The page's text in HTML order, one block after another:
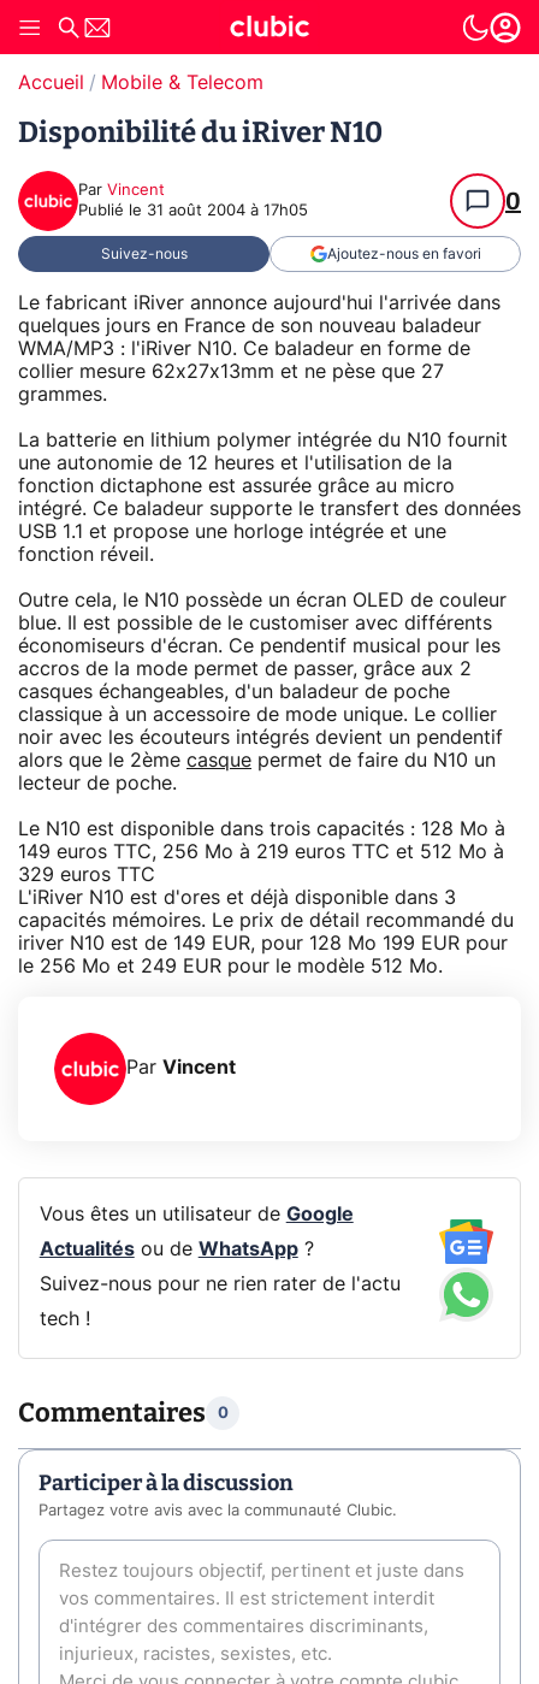
Accueil Mobile & Telecom
Disponibilité du iRiver N10
Par Vincent
Publié le 31 août 2004 à 17h05 0
Suivez-nous Ajoutez-nous en favori
Le fabricant iRiver annonce aujourd'hui l'arrivée dans
quelques jours en France de son nouveau baladeur
WMA/MP3 : l'iRiver N10. Ce baladeur en forme de
collier mesure 62x27x13mm et ne pèse que 27
grammes.
La batterie en lithium polymer intégrée du N10 fournit
une autonomie de 12 heures et l'utilisation de la
fonction dictaphone est assurée grâce au micro
intégré. Ce baladeur supporte le transfert des données
USB 1.1 et propose une horloge intégrée et une
fonction réveil.
Outre cela, le N10 possède un écran OLED de couleur
blue. Il est possible de le customiser avec différents
économiseurs d'écran. Ce pendentif musical pour les
accros de la mode permet de passer, grâce aux 2
casques échangeables, d'un baladeur de poche
classique à un accessoire de mode unique. Le collier
noir avec les écouteurs intégrés devient un pendentif
alors que le 2ème casque permet de faire du N10 un
lecteur de poche.
Le N10 est disponible dans trois capacités : 128 Mo à
149 euros TTC, 256 Mo à 219 euros TTC et 512 Mo à
329 euros TTC
L'iRiver N10 est d'ores et déjà disponible dans 3
capacités mémoires. Le prix de détail recommandé du
iriver N10 est de 149 EUR, pour 128 Mo 199 EUR pour
le 256 Mo et 249 EUR pour le modèle 512 Mo.
Par Vincent
Vous êtes un utilisateur de Google
Actualitésou de WhatsApp?
Suivez-nous pour ne rien rater de l'actu
tech !
Commentaires 0
Participer à la discussion
Partagez votre avis avec la communauté Clubic.